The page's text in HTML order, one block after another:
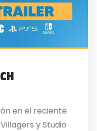
en el reciente
y Studio